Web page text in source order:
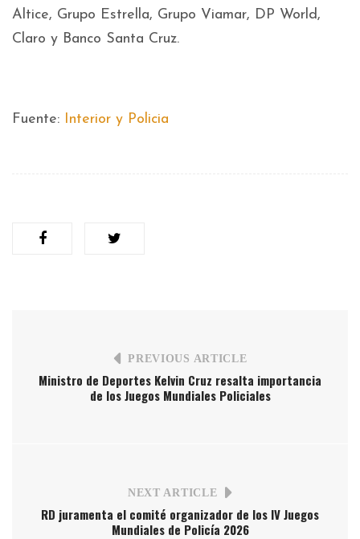
Altice, Grupo Estrella, Grupo Viamar, DP World,
Claro y Banco Santa Cruz.
Fuente: Interior y Policia
PREVIOUS ARTICLE
Ministro de Deportes Kelvin Cruz resalta importancia
de los Juegos Mundiales Policiales
NEXT ARTICLE
RD juramenta el comité organizador de los IV Juegos
Mundiales de Policía 2026